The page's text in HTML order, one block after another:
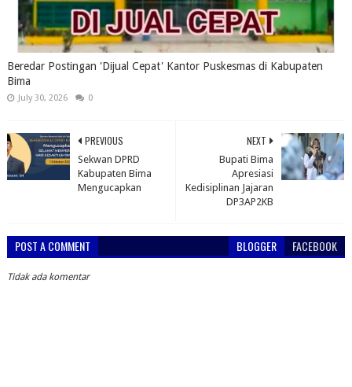
Beredar Postingan 'Dijual Cepat' Kantor Puskesmas di Kabupaten
Bima
July 30, 2026 0
NEXT
Bupati Bima
Apresiasi
Kedisiplinan Jajaran
DP3AP2KB
PREVIOUS
Sekwan DPRD
Kabupaten Bima
Mengucapkan
POST A COMMENT BLOGGER FACEBOOK
Tidak ada komentar